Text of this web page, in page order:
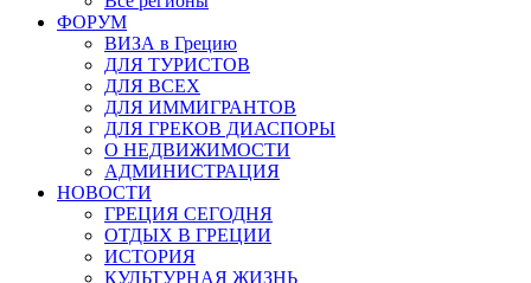
ФОРУМ
ВИЗА в Грецию
ДЛЯ ТУРИСТОВ
ДЛЯ ВСЕХ
ДЛЯ ИММИГРАНТОВ
ДЛЯ ГРЕКОВ ДИАСПОРЫ
О НЕДВИЖИМОСТИ
АДМИНИСТРАЦИЯ
НОВОСТИ
ГРЕЦИЯ СЕГОДНЯ
ОТДЫХ В ГРЕЦИИ
ИСТОРИЯ
КУЛЬТУРНАЯ ЖИЗНЬ